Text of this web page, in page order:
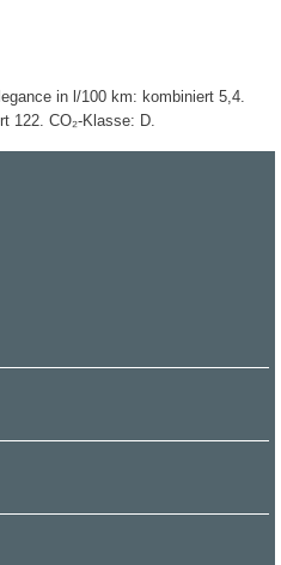
in l/100 km: kombiniert 5,4.
122. CO₂-Klasse: D.